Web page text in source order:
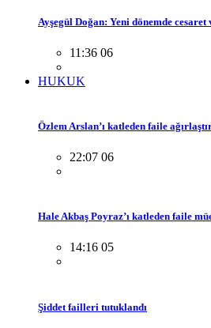
Ayşegül Doğan: Yeni dönemde
11:36 06
HUKUK
Özlem Arslan’ı katleden faile
22:07 06
Hale Akbaş Poyraz’ı katleden faile
14:16 05
Şiddet failleri tutuklandı